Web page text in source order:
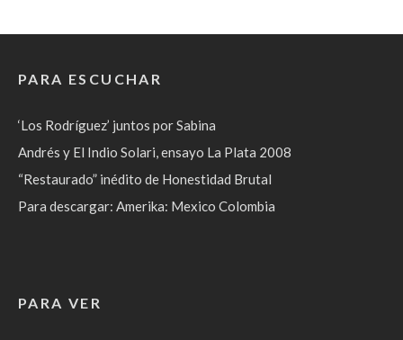
PARA ESCUCHAR
‘Los Rodríguez’ juntos por Sabina
Andrés y El Indio Solari, ensayo La Plata 2008
“Restaurado” inédito de Honestidad Brutal
Para descargar: Amerika: Mexico Colombia
PARA VER